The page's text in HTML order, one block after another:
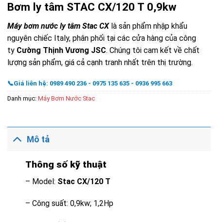
Bơm ly tâm STAC CX/120 T 0,9kw
Máy bơm nước ly tâm Stac CXlà sản phẩm nhập khẩu
nguyên chiếc Italy, phân phối tại các cửa hàng của công
ty Cường Thịnh Vương JSC. Chúng tôi cam kết về chất
lượng sản phẩm, giá cả cạnh tranh nhất trên thị trường.
📞Giá liên hệ: 0989 490 236 - 0975 135 635 - 0936 995 663
Danh mục: Máy Bơm Nước Stac
Mô tả
Thông số kỹ thuật
– Model: Stac CX/120 T
– Công suất: 0,9kw; 1,2Hp